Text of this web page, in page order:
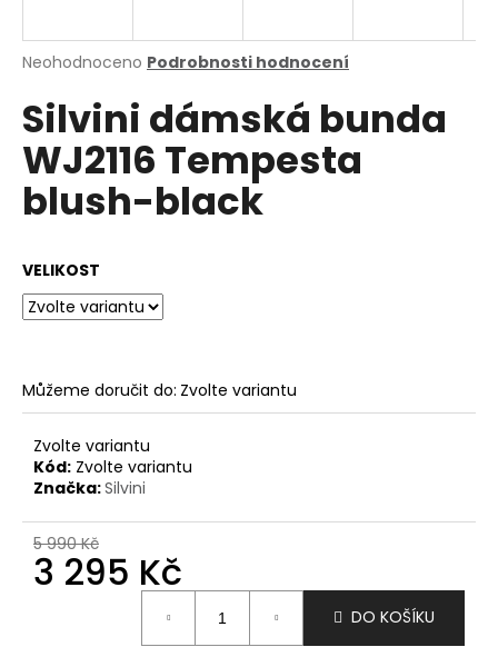
Průměrné
produktu
je
0,0
z
5
hvězdiček.
Neohodnoceno Podrobnosti hodnocení
Silvini dámská bunda
WJ2116 Tempesta
blush-black
VELIKOST
Můžeme doručit do: Zvolte variantu
Zvolte variantu
Kód: Zvolte variantu
Značka:Silvini
5 990 Kč
3 295 Kč
DO KOŠÍKU
j
t
?
o
p
u
č
u
e